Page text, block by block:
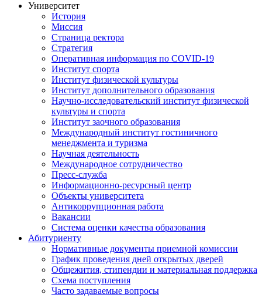
Университет
История
Миссия
Страница ректора
Стратегия
Оперативная информация по COVID-19
Институт спорта
Институт физической культуры
Институт дополнительного образования
Научно-исследовательский институт физической
культуры и спорта
Институт заочного образования
Международный институт гостиничного
менеджмента и туризма
Научная деятельность
Международное сотрудничество
Пресс-служба
Информационно-ресурсный центр
Объекты университета
Антикоррупционная работа
Вакансии
Система оценки качества образования
Абитуриенту
Нормативные документы приемной комиссии
График проведения дней открытых дверей
Общежития, стипендии и материальная поддержка
Схема поступления
Часто задаваемые вопросы